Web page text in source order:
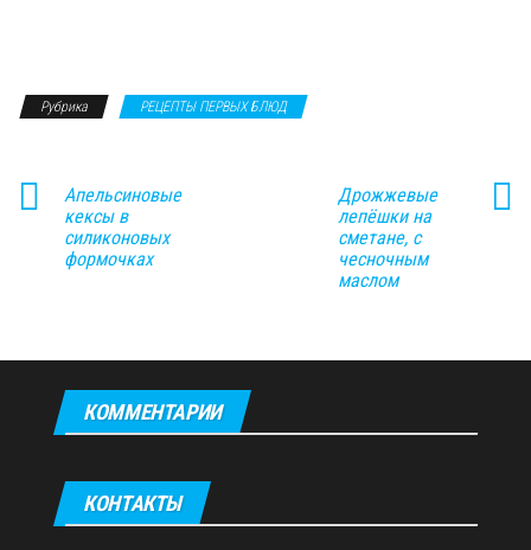
Рубрика РЕЦЕПТЫ ПЕРВЫХ БЛЮД
Апельсиновые
кексы в
силиконовых
формочках
Дрожжевые
лепёшки на
сметане, с
чесночным
маслом
КОММЕНТАРИИ
КОНТАКТЫ